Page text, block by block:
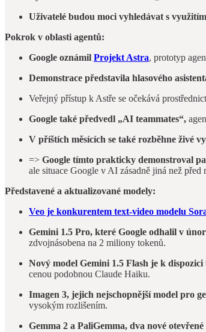
Uživatelé budou moci vyhledávat s
Pokrok v oblasti agentů:
Google oznámil Projekt Astra, prototyp
Demonstrace představila hlasového
Veřejný přístup k Astře se očekává
Google také předvedl „AI teammates“,
V příštích měsících se také rozběhne živé
=> Google tímto prakticky demonstroval
ale situace Google v AI zásadně jiná než
Představené a aktualizované modely:
Veo je konkurentem text-video modelu
Gemini 1.5 Pro, které Google odhalil v
zdvojnásobena na 2 miliony tokenů.
Nový model Gemini 1.5 Flash je k
cenou podobnou Claude Haiku.
Imagen 3, jejich nejschopnější model pro
vysokým rozlišením.
Gemma 2 a PaliGemma, dva nové